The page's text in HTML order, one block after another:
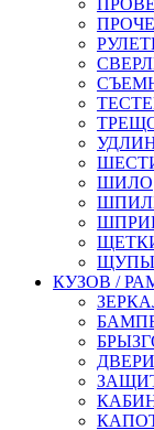
ШИЛО
ЩУПЫ
КУЗОВ /
ДВЕРИ